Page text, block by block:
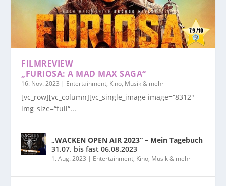
FILMREVIEW
„FURIOSA: A MAD MAX SAGA“
16. Nov. 2023 | Entertainment, Kino, Musik & mehr
[vc_row][vc_column][vc_single_image image=“8312″
img_size=“full“...
„WACKEN OPEN AIR 2023“ – Mein Tagebuch
31.07. bis fast 06.08.2023
1. Aug. 2023 | Entertainment, Kino, Musik & mehr